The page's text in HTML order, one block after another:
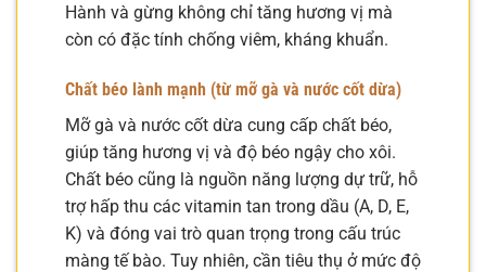
Hành và gừng không chỉ tăng hương vị mà
còn có đặc tính chống viêm, kháng khuẩn.
Chất béo lành mạnh (từ mỡ gà và nước cốt dừa)
Mỡ gà và nước cốt dừa cung cấp chất béo,
giúp tăng hương vị và độ béo ngậy cho xôi.
Chất béo cũng là nguồn năng lượng dự trữ, hỗ
trợ hấp thu các vitamin tan trong dầu (A, D, E,
K) và đóng vai trò quan trọng trong cấu trúc
màng tế bào. Tuy nhiên, cần tiêu thụ ở mức độ